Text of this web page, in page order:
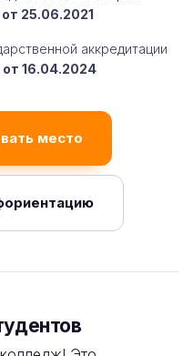
25.06.2021
аккредитации
16.04.2024
место